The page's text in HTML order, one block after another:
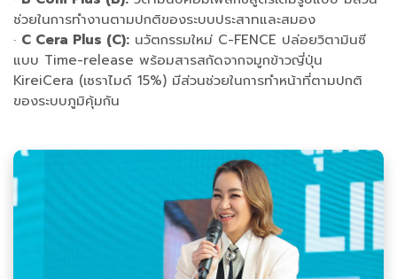
ช่วยในการทำงานตามปกติของระบบประสาทและสมอง
· C Cera Plus (C): นวัตกรรมใหม่ C-FENCE ปล่อยวิตามินซี
แบบ Time-release พร้อมสารสกัดจากจมูกข้าวญี่ปุ่น
KireiCera (เซราไมด์ 15%) มีส่วนช่วยในการทำหน้าที่ตามปกติ
ของระบบภูมิคุ้มกัน